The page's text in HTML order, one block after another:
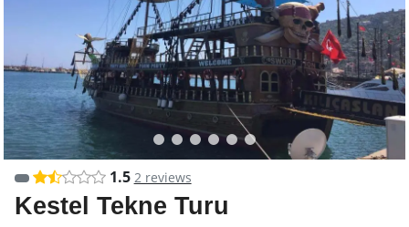
1.5 2 reviews
Kestel Tekne Turu